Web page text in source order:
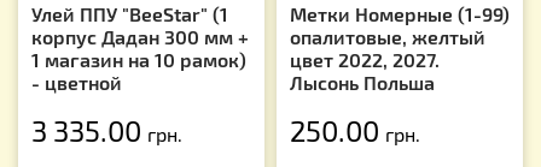
Улей ППУ "BeeStar" (1
корпус Дадан 300 мм +
1 магазин на 10 рамок)
- цветной
3 335.00 грн.
Метки Номерные (1-99)
опалитовые, желтый
цвет 2022, 2027.
Лысонь Польша
250.00 грн.